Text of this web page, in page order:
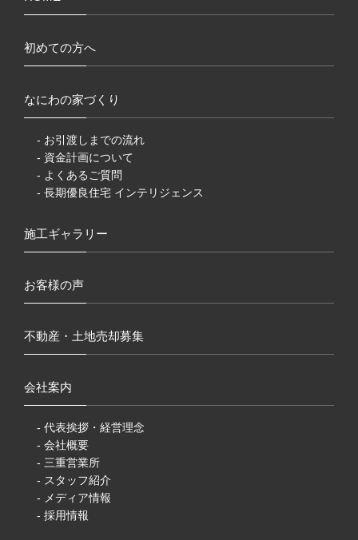
初めての方へ
なにわの家づくり
- お引渡しまでの流れ
- 資金計画について
- よくあるご質問
- 長期優良住宅 インテリジェンス
施工ギャラリー
お客様の声
不動産・土地売却募集
会社案内
- 代表挨拶・経営理念
- 会社概要
- 三重営業所
- スタッフ紹介
- メディア情報
- 採用情報